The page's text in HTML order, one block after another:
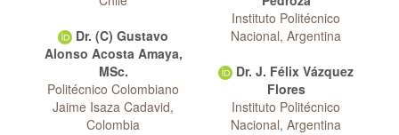
Dr. (C) Gustavo
Alonso Acosta Amaya,
MSc.
Politécnico Colombiano
Jaime Isaza Cadavid,
Colombia
Instituto Politécnico
Nacional, Argentina
Dr. J. Félix Vázquez
Flores
Instituto Politécnico
Nacional, Argentina